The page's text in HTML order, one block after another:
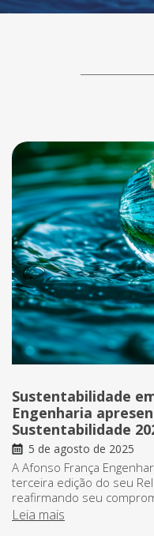
Sustentabilidade
Engenharia
Sustentabilidade
5 de agosto de 2025
A Afonso França
terceira edição do seu
reafirmando seu
Leia mais